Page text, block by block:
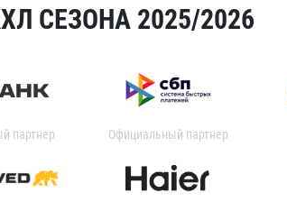
СЕЗОНА 2025/2026
партнер Официальный партнер